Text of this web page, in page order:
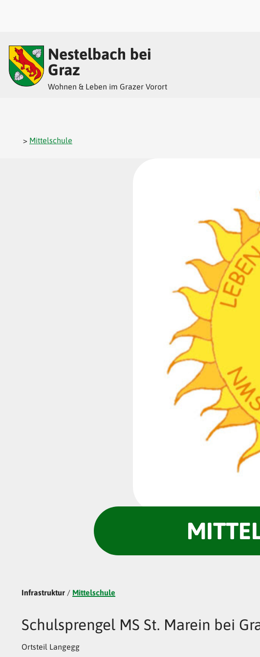
Accesskey
Accesskey
Accesskey Nestelbach bei
Graz
Wohnen & Leben im Grazer Vorort
> Mittelschule
Infrastruktur / Mittelschule
Schulsprengel MS St. Marein bei
Ortsteil Langegg